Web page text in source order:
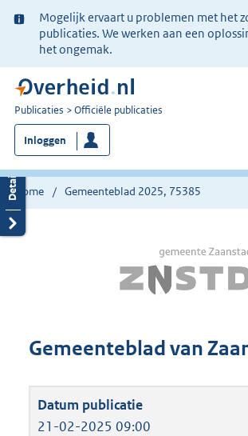
Ter
informatie:
Mogelijk ervaart u problemen met het
publicaties. We werken aan een
het ongemak.
U
bent
nu
hier:
Publicaties Officiële publicaties
Inloggen
Home Gemeenteblad 2025, 75385
Gemeenteblad van
21-02-2025 09:00